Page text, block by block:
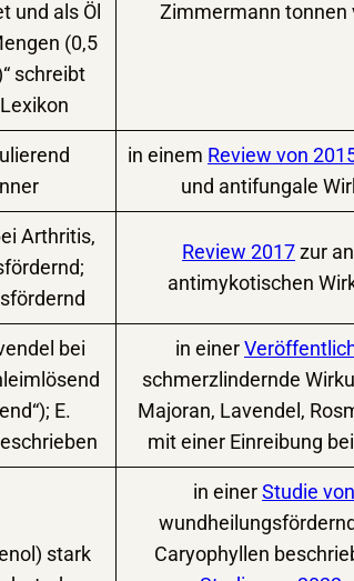
und als Öl
(0,5
schreibt
Zimmermann tonnen
in einem Review von
und antifungale
Arthritis,
Review 2017 zur
antimykotischen
bei
E.
in einer
schmerzlindernde
Majoran, Lavendel,
mit einer Einreibung
stark
in einerStudie
Caryophyllen